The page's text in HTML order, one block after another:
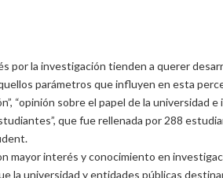
la investigación tienden a querer
parámetros que influyen en esta
“opinión sobre el papel de la universidad
que fue rellenada por 288
interés y conocimiento en
universidad y entidades públicas